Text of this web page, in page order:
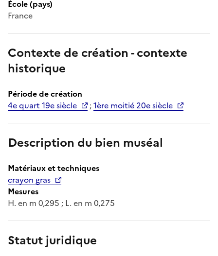
École (pays)
France
Contexte de création - contexte
historique
Période de création
4e quart 19e siècle
;1ère moitié 20e siècle
Description du bien muséal
Matériaux et techniques
crayon gras
Mesures
H. en m 0,295 ; L. en m 0,275
Statut juridique